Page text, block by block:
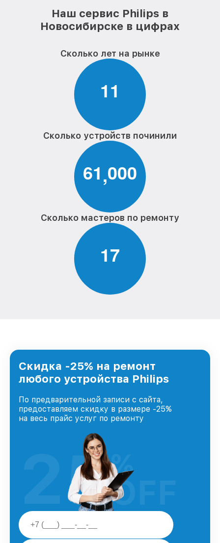
Наш сервис Philips в
Новосибирске в цифрах
Сколько лет на рынке
11
Сколько устройств починили
61,000
Сколько мастеров по ремонту
17
Скидка -25% на ремонт
любого устройства Philips
По предварительной записи с сайта,
предоставляем скидку в размере -25%
на весь прайс услуг по ремонту
25%
OFF